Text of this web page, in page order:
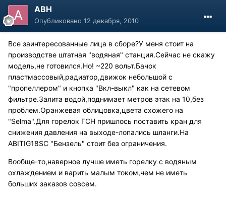
АВН
Опубликовано 12 декабря, 2010
Все заинтересованные лица в сборе?У меня стоит на
производстве штатная "водяная" станция.Сейчас не скажу
модель,не готовился.Но! ~220 вольт.Бачок
пластмассовый,радиатор,движок небольшой с
"пропеллером" и кнопка "Вкл-выкл" как на сетевом
фильтре.Залита водой,поднимает метров этак на 10,без
проблем.Оранжевая облицовка,цвета схожего на
"Selma".Для горелок ГСН пришлось поставить кран для
снижения давления на выходе-лопались шланги.На
ABITIG18SC "Бензель" стоит без ограничения.
Вообще-то,наверное лучше иметь горелку с водяным
охлаждением и варить малым током,чем не иметь
больших заказов совсем.